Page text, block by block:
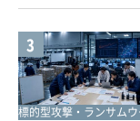
3
標